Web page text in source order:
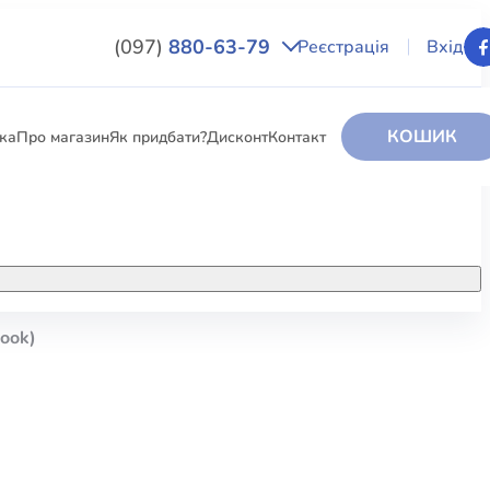
(097) 880-63-79 Реєстрація Вхід
Про магазинЯк придбати?ДисконтКонтакт КОШИК